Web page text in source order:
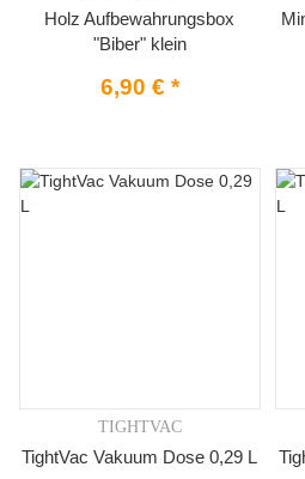
Holz Aufbewahrungsbox
"Biber" klein
6,90 € *
TIGHTVAC
TightVac Vakuum Dose 0,29 L